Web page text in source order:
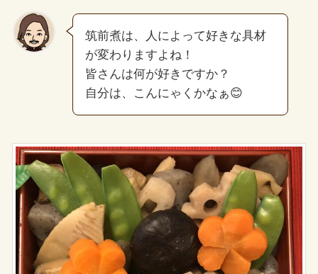
筑前煮は、人によって好きな具材
が変わりますよね！
皆さんは何が好きですか？
自分は、こんにゃくかなぁ😊